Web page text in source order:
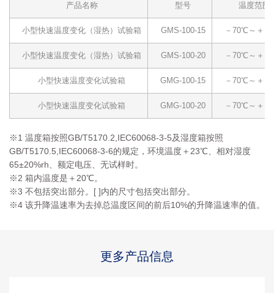
产品名称 型号 温度范围
小型快速温度变化（湿热）试验箱 GMS-100-15 －70℃～＋
小型快速温度变化（湿热）试验箱 GMS-100-20 －70℃～＋
小型快速温度变化试验箱 GMG-100-15 －70℃～＋
小型快速温度变化试验箱 GMG-100-20 －70℃～＋
※1 温度箱按照GB/T5170.2,IEC60068-3-5及湿度箱按照
GB/T5170.5,IEC60068-3-6的规定，环境温度＋23℃、相对湿度
65±20%rh、额定电压、无试样时。
※2 箱内温度是＋20℃。
※3 不包括突出部分。[ ]内的尺寸包括突出部分。
※4 该升降温速率为去掉总温度区间的前后10%的升降温速率的值。
更多产品信息